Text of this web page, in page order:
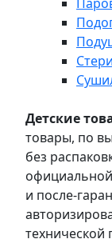
Детские
товары, по
без
и после-
технической